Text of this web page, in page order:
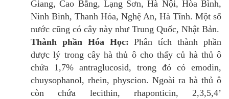
Giang, Cao Bằng, Lạng Sơn, Hà Nội, Hòa Bình,
Ninh Bình, Thanh Hóa, Nghệ An, Hà Tĩnh. Một số
nước cũng có cây này như Trung Quốc, Nhật Bản.
Thành phần Hóa Học: Phân tích thành phần
dược lý trong cây hà thủ ô cho thấy củ hà thủ ô
chứa 1,7% antraglucosid, trong đó có emodin,
chuysophanol, rhein, physcion. Ngoài ra hà thủ ô
còn chứa lecithin, rhaponticin, 2,3,5,4’